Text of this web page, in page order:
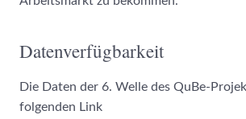
Datenverfügbarkeit
Die Daten der 6. Welle des QuBe-
folgenden Link